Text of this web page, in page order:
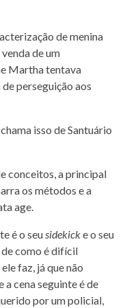
de menina
de um
Martha tentava
perseguição aos
isso de Santuário
conceitos, a principal
os métodos e a
age.
é o seusidekicke o seu
de como é difícil
faz, já que não
cena seguinte é de
por um policial,